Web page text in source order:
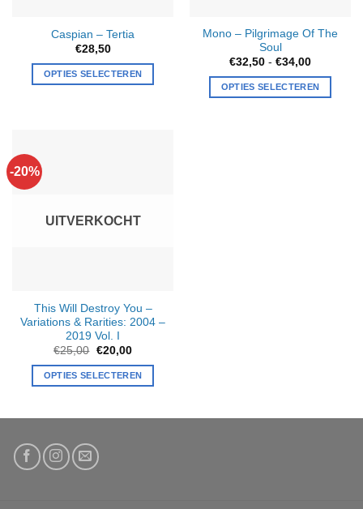
Caspian – Tertia
€28,50
OPTIES SELECTEREN
Mono – Pilgrimage Of The
Soul
€32,50 - €34,00
tot
€34,00
OPTIES SELECTEREN
-20%
UITVERKOCHT
This Will Destroy You –
Variations & Rarities: 2004 –
2019 Vol. I
€25,00 Oorspronkelijke
was:
€25,00.
€20,00Huidige
is:
€20,00.
OPTIES SELECTEREN